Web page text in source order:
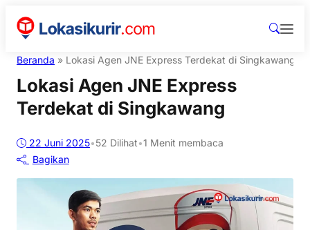
Beranda » Lokasi Agen JNE Express Terdekat di Singkawang
Lokasi Agen JNE Express
Terdekat di Singkawang
22 Juni 2025•52 Dilihat•1 Menit membaca
Bagikan